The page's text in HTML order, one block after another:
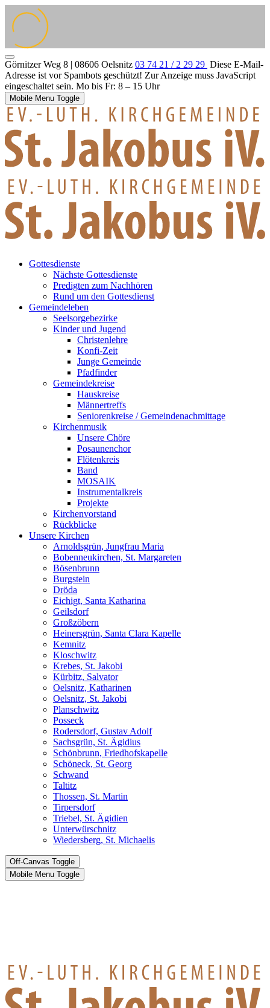
Görnitzer Weg 8 | 08606 Oelsnitz 03 74 21 / 2 29 29 Diese E-Mail-
Adresse ist vor Spambots geschützt! Zur Anzeige muss JavaScript
eingeschaltet sein. Mo bis Fr: 8 – 15 Uhr
Mobile Menu Toggle
Gottesdienste
Nächste Gottesdienste
Predigten zum Nachhören
Rund um den Gottesdienst
Gemeindeleben
Seelsorgebezirke
Kinder und Jugend
Christenlehre
Konfi-Zeit
Junge Gemeinde
Pfadfinder
Gemeindekreise
Hauskreise
Männertreffs
Seniorenkreise / Gemeindenachmittage
Kirchenmusik
Unsere Chöre
Posaunenchor
Flötenkreis
Band
MOSAIK
Instrumentalkreis
Projekte
Kirchenvorstand
Rückblicke
Unsere Kirchen
Arnoldsgrün, Jungfrau Maria
Bobenneukirchen, St. Margareten
Bösenbrunn
Burgstein
Dröda
Eichigt, Santa Katharina
Geilsdorf
Großzöbern
Heinersgrün, Santa Clara Kapelle
Kemnitz
Kloschwitz
Krebes, St. Jakobi
Kürbitz, Salvator
Oelsnitz, Katharinen
Oelsnitz, St. Jakobi
Planschwitz
Posseck
Rodersdorf, Gustav Adolf
Sachsgrün, St. Ägidius
Schönbrunn, Friedhofskapelle
Schöneck, St. Georg
Schwand
Taltitz
Thossen, St. Martin
Tirpersdorf
Triebel, St. Ägidien
Unterwürschnitz
Wiedersberg, St. Michaelis
Off-Canvas Toggle
Mobile Menu Toggle